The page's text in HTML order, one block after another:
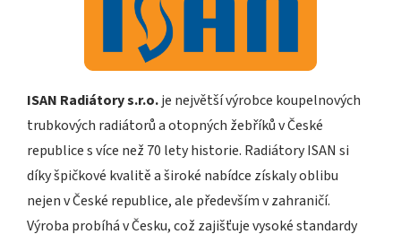
ISAN Radiátory s.r.o.je největší výrobce koupelnových
trubkových radiátorů a otopných žebříků v České
republice s více než 70 lety historie. Radiátory ISAN si
díky špičkové kvalitě a široké nabídce získaly oblibu
nejen v České republice, ale především v zahraničí.
Výroba probíhá v Česku, což zajišťuje vysoké standardy